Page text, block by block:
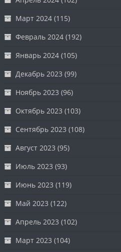
Март 2024 (115)
Февраль 2024 (192)
Январь 2024 (105)
Декабрь 2023 (99)
Ноябрь 2023 (96)
Октябрь 2023 (103)
Сентябрь 2023 (108)
Август 2023 (95)
Июль 2023 (93)
Июнь 2023 (119)
Май 2023 (122)
Апрель 2023 (102)
Март 2023 (104)